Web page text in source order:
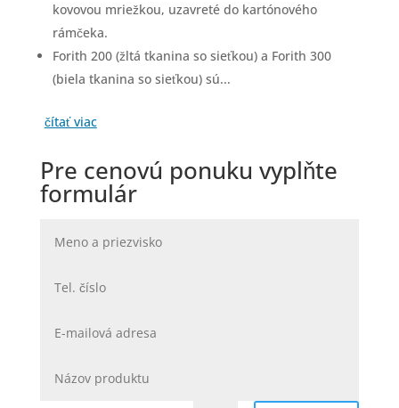
kovovou mriežkou, uzavreté do kartónového
rámčeka.
Forith 200 (žltá tkanina so sieťkou) a Forith 300
(biela tkanina so sieťkou) sú...
čítať viac
Pre cenovú ponuku vyplňte
formulár